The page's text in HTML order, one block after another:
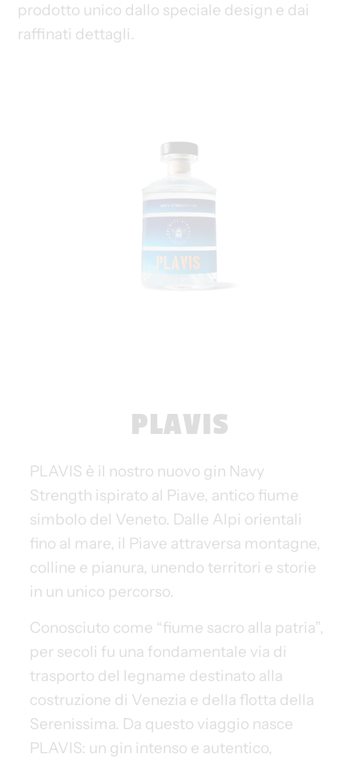
prodotto unico dallo speciale design e dai
raffinati dettagli.
PLAVIS
PLAVIS è il nostro nuovo gin Navy
Strength ispirato al Piave, antico fiume
simbolo del Veneto. Dalle Alpi orientali
fino al mare, il Piave attraversa montagne,
colline e pianura, unendo territori e storie
in un unico percorso.
Conosciuto come “fiume sacro alla patria”,
per secoli fu una fondamentale via di
trasporto del legname destinato alla
costruzione di Venezia e della flotta della
Serenissima. Da questo viaggio nasce
PLAVIS: un gin intenso e autentico,